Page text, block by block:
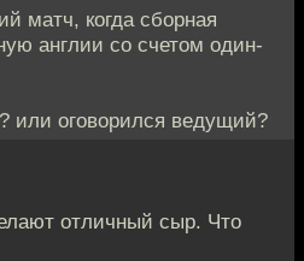
матч, когда сборная
англии со счетом один-
или оговорился ведущий?
отличный сыр. Что